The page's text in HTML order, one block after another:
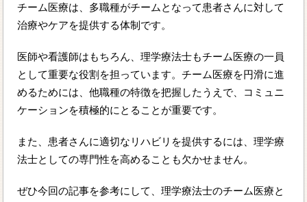
チーム医療は、多職種がチームとなって患者さんに対して
治療やケアを提供する体制です。
医師や看護師はもちろん、理学療法士もチーム医療の一員
として重要な役割を担っています。チーム医療を円滑に進
めるためには、他職種の特徴を把握したうえで、コミュニ
ケーションを積極的にとることが重要です。
また、患者さんに適切なリハビリを提供するには、理学療
法士としての専門性を高めることも欠かせません。
ぜひ今回の記事を参考にして、理学療法士のチーム医療と